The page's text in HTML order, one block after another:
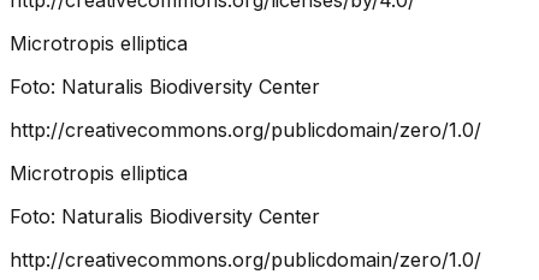
Microtropis elliptica
Foto: Naturalis Biodiversity Center
http://creativecommons.org/publicdomain/zero/1.0/
Microtropis elliptica
Foto: Naturalis Biodiversity Center
http://creativecommons.org/publicdomain/zero/1.0/